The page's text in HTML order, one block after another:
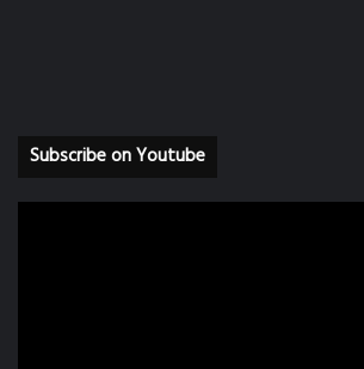
Subscribe on Youtube